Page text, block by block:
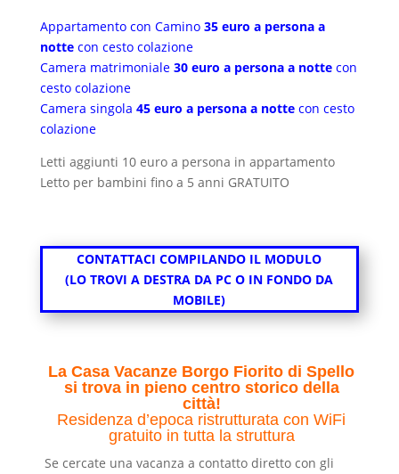
Appartamento con Camino 35 euro a persona a
nottecon cesto colazione
Camera matrimoniale 30 euro a persona a nottecon
cesto colazione
Camera singola 45 euro a persona a nottecon cesto
colazione
Letti aggiunti 10 euro a persona in appartamento
Letto per bambini fino a 5 anni GRATUITO
CONTATTACI COMPILANDO IL MODULO
(LO TROVI A DESTRA DA PC O IN FONDO DA
MOBILE)
La Casa Vacanze Borgo Fiorito di Spello
si trova in pieno centro storico della
città!
Residenza d’epoca ristrutturata con WiFi
gratuito in tutta la struttura
Se cercate una vacanza a contatto diretto con gli